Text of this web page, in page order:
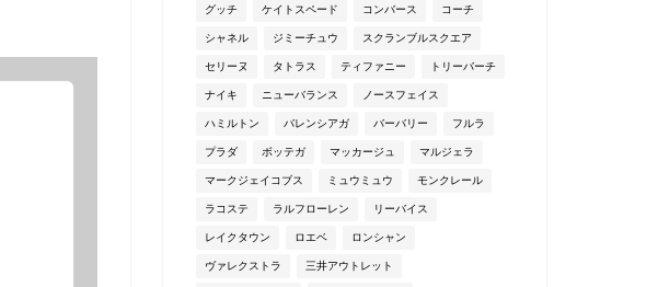
グッチ ケイトスペード コンバース コーチ
シャネル ジミーチュウ スクランブルスクエア
セリーヌ タトラス ティファニー トリーバーチ
ナイキ ニューバランス ノースフェイス
ハミルトン バレンシアガ バーバリー フルラ
プラダ ボッテガ マッカージュ マルジェラ
マークジェイコブス ミュウミュウ モンクレール
ラコステ ラルフローレン リーバイス
レイクタウン ロエベ ロンシャン
ヴァレクストラ 三井アウトレット